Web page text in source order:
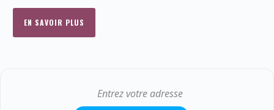
EN SAVOIR PLUS